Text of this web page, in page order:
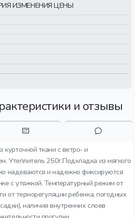
ИЗМЕНЕНИЯ ЦЕНЫ
и отзывы
ткани с ветро- и
Утеплитель 250г.Подкладка из мягкого
надеваются и надежно фиксируются
с утяжкой. Температурный режим от
от терморегуляции ребенка, погодных
наличия внутренних слоев